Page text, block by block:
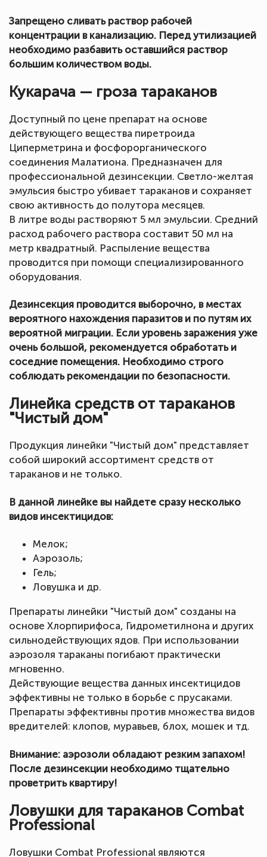
Запрещено сливать раствор рабочей
концентрации в канализацию. Перед утилизацией
необходимо разбавить оставшийся раствор
большим количеством воды.
Кукарача — гроза тараканов
Доступный по цене препарат на основе
действующего вещества пиретроида
Циперметрина и фосфорорганического
соединения Малатиона. Предназначен для
профессиональной дезинсекции. Светло-желтая
эмульсия быстро убивает тараканов и сохраняет
свою активность до полутора месяцев.
В литре воды растворяют 5 мл эмульсии. Средний
расход рабочего раствора составит 50 мл на
метр квадратный. Распыление вещества
проводится при помощи специализированного
оборудования.
Дезинсекция проводится выборочно, в местах
вероятного нахождения паразитов и по путям их
вероятной миграции. Если уровень заражения уже
очень большой, рекомендуется обработать и
соседние помещения. Необходимо строго
соблюдать рекомендации по безопасности.
Линейка средств от тараканов
"Чистый дом"
Продукция линейки "Чистый дом" представляет
собой широкий ассортимент средств от
тараканов и не только.
В данной линейке вы найдете сразу несколько
видов инсектицидов:
Мелок;
Аэрозоль;
Гель;
Ловушка и др.
Препараты линейки "Чистый дом" созданы на
основе Хлорпирифоса, Гидрометилнона и других
сильнодействующих ядов. При использовании
аэрозоля тараканы погибают практически
мгновенно.
Действующие вещества данных инсектицидов
эффективны не только в борьбе с прусаками.
Препараты эффективны против множества видов
вредителей: клопов, муравьев, блох, мошек и тд.
Внимание: аэрозоли обладают резким запахом!
После дезинсекции необходимо тщательно
проветрить квартиру!
Ловушки для тараканов Combat
Professional
Ловушки Combat Professional являются